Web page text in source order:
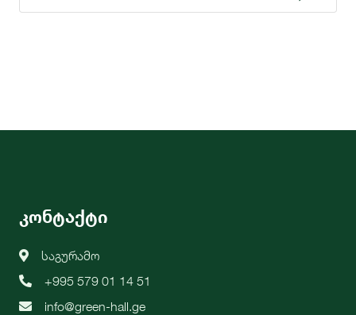
კონტაქტი
საგურამო
+995 579 01 14 51
info@green-hall.ge